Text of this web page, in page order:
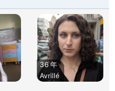
36 年
Avrillé